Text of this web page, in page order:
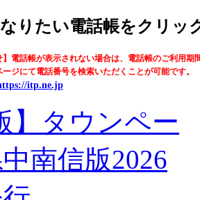
りたい電話帳をクリッ
】電話帳が表示されない場合は、電話帳のご利用期
ジにて電話番号を検索いただくことが可能です。
itp.ne.jp